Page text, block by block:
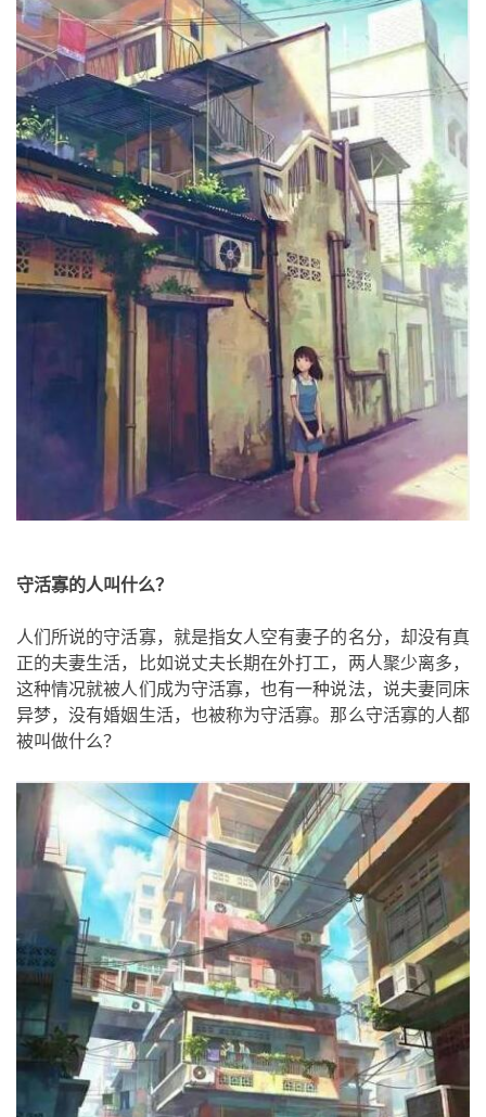
守活寡的人叫什么？
人们所说的守活寡，就是指女人空有妻子的名分，却没有真
正的夫妻生活，比如说丈夫长期在外打工，两人聚少离多，
这种情况就被人们成为守活寡，也有一种说法，说夫妻同床
异梦，没有婚姻生活，也被称为守活寡。那么守活寡的人都
被叫做什么？